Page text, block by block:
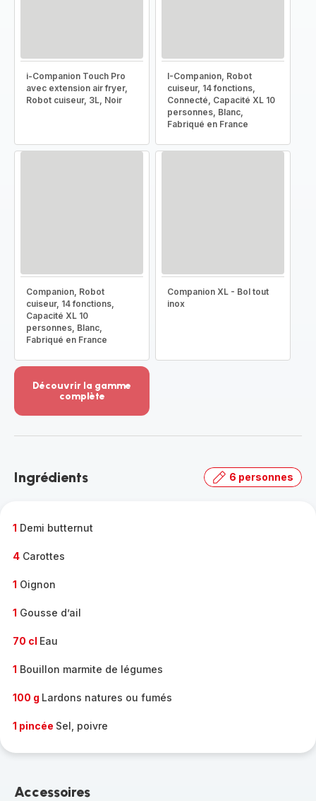
i-Companion Touch Pro
avec extension air fryer,
Robot cuiseur, 3L, Noir
I-Companion, Robot
cuiseur, 14 fonctions,
Connecté, Capacité XL 10
personnes, Blanc,
Fabriqué en France
Companion, Robot
cuiseur, 14 fonctions,
Capacité XL 10
personnes, Blanc,
Fabriqué en France
Companion XL - Bol tout
inox
Découvrir la gamme
complète
-
gamme
Ingrédients 6 personnes
1 Demi butternut
4 Carottes
1 Oignon
1 Gousse d’ail
70 cl Eau
1 Bouillon marmite de légumes
100 g Lardons natures ou fumés
1 pincée Sel, poivre
Accessoires